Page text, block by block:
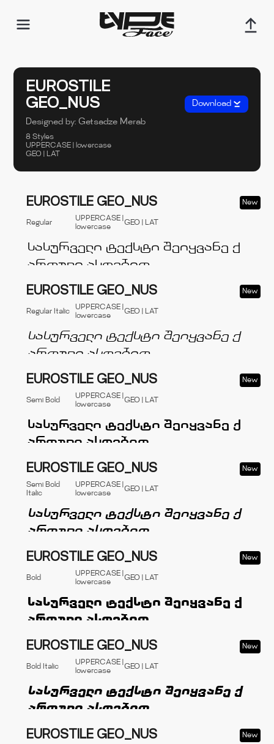
EUROSTILE
GEO_NUS
Download
Designed by: Getsadze Merab
8 Styles
UPPERCASE | lowercase
GEO | LAT
EUROSTILE GEO_NUS New
Regular
UPPERCASE |
lowercase
GEO | LAT
EUROSTILE GEO_NUS New
Regular Italic
UPPERCASE |
lowercase
GEO | LAT
EUROSTILE GEO_NUS New
Semi Bold
UPPERCASE |
lowercase
GEO | LAT
EUROSTILE GEO_NUS New
Semi Bold
Italic
UPPERCASE |
lowercase
GEO | LAT
EUROSTILE GEO_NUS New
Bold
UPPERCASE |
lowercase
GEO | LAT
EUROSTILE GEO_NUS New
Bold Italic
UPPERCASE |
lowercase
GEO | LAT
EUROSTILE GEO_NUS New